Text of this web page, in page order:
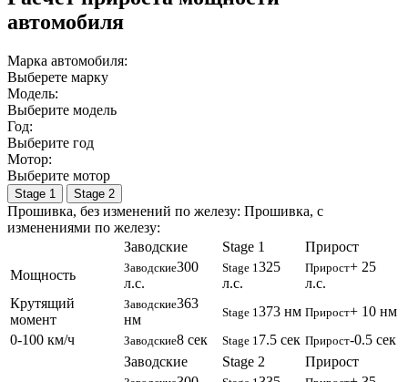
автомобиля
Марка автомобиля:
Выберете марку
Модель:
Выберите модель
Год:
Выберите год
Мотор:
Выберите мотор
Stage 1 Stage 2
Прошивка, без изменений по железу: Прошивка, c
изменениями по железу:
Заводские
Stage 1
Прирост
Мощность
Заводские300
л.с.
Stage 1 325
л.с.
Прирост+ 25
л.с.
Крутящий
момент
Заводские363
нм
Stage 1 373 нм Прирост+ 10 нм
0-100 км/ч
Заводские8 сек Stage 1 7.5 сек Прирост-0.5 сек
Заводские
Stage 2
Прирост